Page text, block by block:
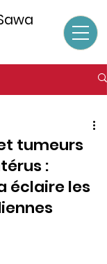
tumeurs
:
éclaire les